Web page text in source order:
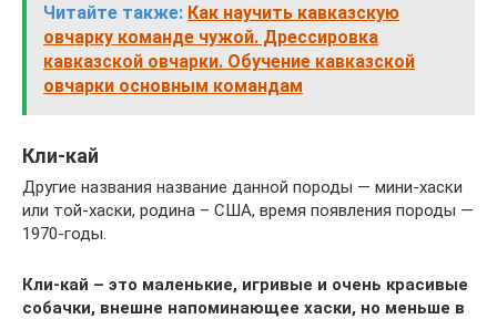
Читайте также: Как научить кавказскую
овчарку команде чужой. Дрессировка
кавказской овчарки. Обучение кавказской
овчарки основным командам
Кли-кай
Другие названия название данной породы — мини-хаски
или той-хаски, родина – США, время появления породы —
1970-годы.
Кли-кай – это маленькие, игривые и очень красивые
собачки, внешне напоминающее хаски, но меньше в